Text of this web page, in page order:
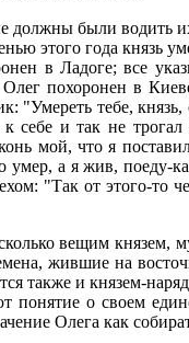
были водить
этого года князь
в Ладоге; все
похоронен в
"Умереть тебе,
и так не трогал
мой, что я
а я жив, поеду-
"Так от этого-то
вещим
жившие на
также и князем-
о своем
Олега как